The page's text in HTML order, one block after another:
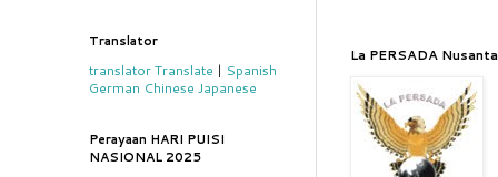
La PERSADA
Translator
translatorTranslate | Spanish
German Chinese Japanese
Perayaan HARI PUISI
NASIONAL 2025